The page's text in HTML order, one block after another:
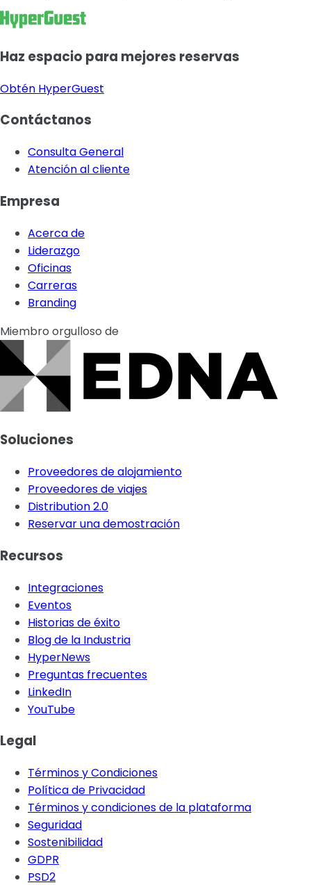
Haz espacio para mejores reservas
Obtén HyperGuest
Contáctanos
Consulta General
Atención al cliente
Empresa
Acerca de
Liderazgo
Oficinas
Carreras
Branding
Miembro orgulloso de
Soluciones
Proveedores de alojamiento
Proveedores de viajes
Distribution 2.0
Reservar una demostración
Recursos
Integraciones
Eventos
Historias de éxito
Blog de la Industria
HyperNews
Preguntas frecuentes
LinkedIn
YouTube
Legal
Términos y Condiciones
Política de Privacidad
Términos y condiciones de la plataforma
Seguridad
Sostenibilidad
GDPR
PSD2